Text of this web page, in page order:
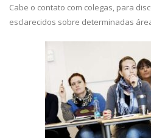
Cabe o contato com colegas, para
esclarecidos sobre determinadas